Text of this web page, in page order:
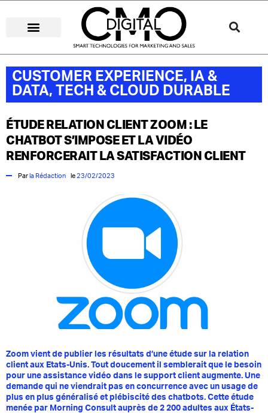
CUSTOMER EXPERIENCE, IA &
DATA, TECH & CLOUD DURABLE
ÉTUDE RELATION CLIENT ZOOM : LE
CHATBOT S’IMPOSE ET LA VIDÉO
RENFORCERAIT LA SATISFACTION CLIENT
Par la Rédaction le23/02/2023
Zoom vient de publier les résultats d’une étude sur la relation
client aux Etats-Unis. Tout doucement il semblerait que le besoin
pour une assistance vidéo dans le support client augmente. Une
demande qui ne viendrait pas en concurrence avec un usage de
plus en plus généralisé et plébiscité des chatbots. Cette étude
menée par Morning Consult auprès de 2 200 adultes aux États-